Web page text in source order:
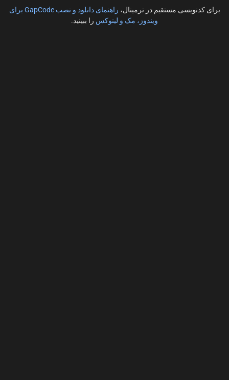
برای کدنویسی مستقیم در ترمینال،
راهنمای دانلود و نصب GapCode برای
ویندوز، مک و لینوکس را ببینید.